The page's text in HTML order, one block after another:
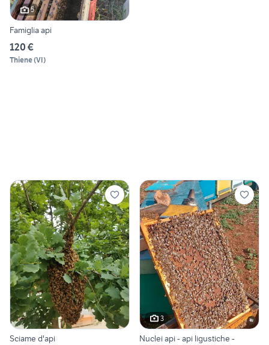
5
Famiglia api
120 €
Thiene(VI)
Sciame d'api
3
Nuclei api - api ligustiche -